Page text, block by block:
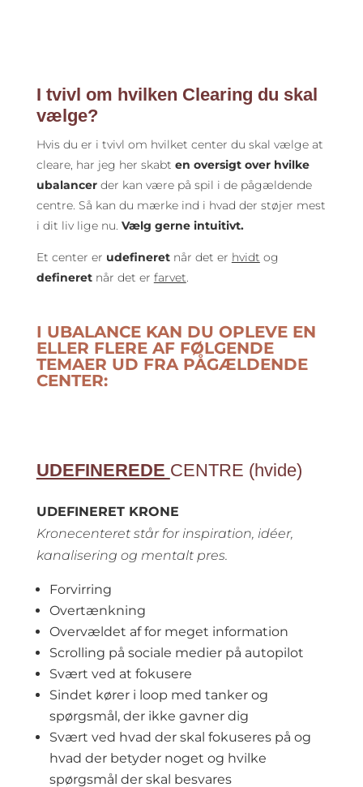
I tvivl om hvilken Clearing du skal
vælge?
Hvis du er i tvivl om hvilket center du skal vælge at
cleare, har jeg her skabt en oversigt over hvilke
ubalancerder kan være på spil i de pågældende
centre. Så kan du mærke ind i hvad der støjer mest
i dit liv lige nu. Vælg gerne intuitivt.
Et center er udefineretnår det er hvidt og
defineretnår det er farvet.
I UBALANCE KAN DU OPLEVE EN
ELLER FLERE AF FØLGENDE
TEMAER UD FRA PÅGÆLDENDE
CENTER:
UDEFINEREDE CENTRE (hvide)
UDEFINERET KRONE
Kronecenteret står for inspiration, idéer,
kanalisering og mentalt pres.
Forvirring
Overtænkning
Overvældet af for meget information
Scrolling på sociale medier på autopilot
Svært ved at fokusere
Sindet kører i loop med tanker og
spørgsmål, der ikke gavner dig
Svært ved hvad der skal fokuseres på og
hvad der betyder noget og hvilke
spørgsmål der skal besvares